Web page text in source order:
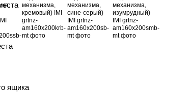
ящика